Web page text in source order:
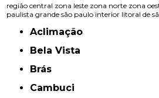
região central zona leste zona norte zona
paulista grande são paulo interior litoral de
Aclimação
Bela Vista
Brás
Cambuci